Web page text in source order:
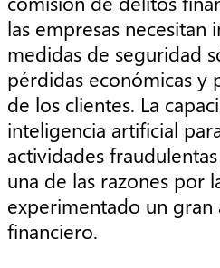
las empresas necesitan
medidas de seguridad
pérdidas económicas y
de los clientes. La
inteligencia artificial
actividades
una de las razones por
experimentado un gran
financiero.